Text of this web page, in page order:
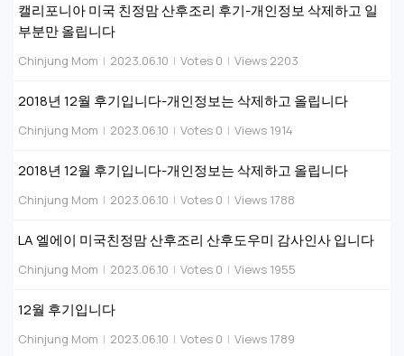
캘리포니아 미국 친정맘 산후조리 후기-개인정보 삭제하고 일
부분만 올립니다
Chinjung Mom | 2023.06.10 | Votes 0 | Views 2203
2018년 12월 후기입니다-개인정보는 삭제하고 올립니다
Chinjung Mom | 2023.06.10 | Votes 0 | Views 1914
2018년 12월 후기입니다-개인정보는 삭제하고 올립니다
Chinjung Mom | 2023.06.10 | Votes 0 | Views 1788
LA 엘에이 미국친정맘 산후조리 산후도우미 감사인사 입니다
Chinjung Mom | 2023.06.10 | Votes 0 | Views 1955
12월 후기입니다
Chinjung Mom | 2023.06.10 | Votes 0 | Views 1789